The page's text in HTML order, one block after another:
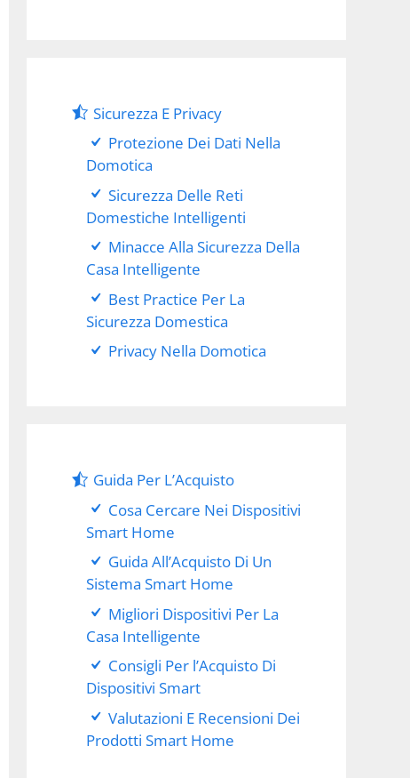
Sicurezza E Privacy
Protezione Dei Dati Nella
Domotica
Sicurezza Delle Reti
Domestiche Intelligenti
Minacce Alla Sicurezza Della
Casa Intelligente
Best Practice Per La
Sicurezza Domestica
Privacy Nella Domotica
Guida Per L’Acquisto
Cosa Cercare Nei Dispositivi
Smart Home
Guida All’Acquisto Di Un
Sistema Smart Home
Migliori Dispositivi Per La
Casa Intelligente
Consigli Per l’Acquisto Di
Dispositivi Smart
Valutazioni E Recensioni Dei
Prodotti Smart Home